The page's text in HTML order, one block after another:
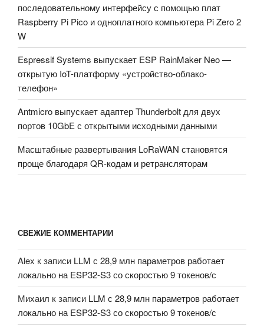
последовательному интерфейсу с помощью плат
Raspberry Pi Pico и одноплатного компьютера Pi Zero 2
W
Espressif Systems выпускает ESP RainMaker Neo —
открытую IoT-платформу «устройство-облако-
телефон»
Antmicro выпускает адаптер Thunderbolt для двух
портов 10GbE с открытыми исходными данными
Масштабные развертывания LoRaWAN становятся
проще благодаря QR-кодам и ретрансляторам
СВЕЖИЕ КОММЕНТАРИИ
Alex к записи LLM с 28,9 млн параметров работает
локально на ESP32-S3 со скоростью 9 токенов/с
Михаил к записи LLM с 28,9 млн параметров работает
локально на ESP32-S3 со скоростью 9 токенов/с